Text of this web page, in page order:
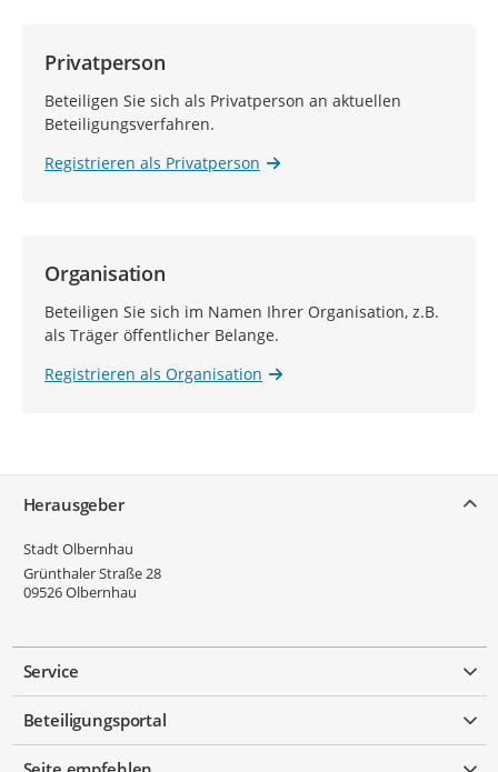
Privatperson
Beteiligen Sie sich als Privatperson an aktuellen
Beteiligungsverfahren.
Registrieren als Privatperson
Organisation
Beteiligen Sie sich im Namen Ihrer Organisation, z.B.
als Träger öffentlicher Belange.
Registrieren als Organisation
Herausgeber
Stadt Olbernhau
Grünthaler Straße 28
09526Olbernhau
Service
Beteiligungsportal